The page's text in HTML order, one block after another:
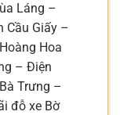
Láng –
Cầu Giấy –
Hoa
– Điện
Trưng –
đỗ xe Bờ